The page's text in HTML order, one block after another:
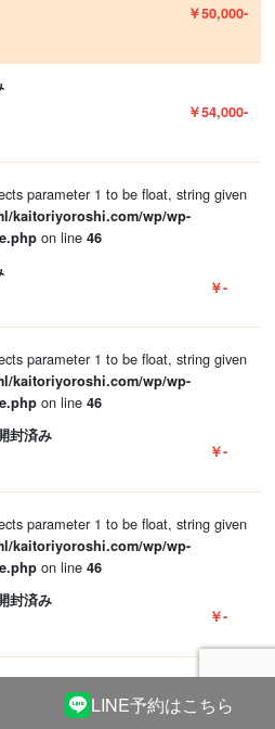
LINE予約はこちら
￥50,000-
￥54,000-
parameter 1 to be float, string given
kaitoriyoroshi.com/wp/wp-
on line 46
￥-
parameter 1 to be float, string given
kaitoriyoroshi.com/wp/wp-
on line 46
封済み
￥-
parameter 1 to be float, string given
kaitoriyoroshi.com/wp/wp-
on line 46
封済み
￥-
parameter 1 to be float, string given
kaitoriyoroshi.com/wp/wp-